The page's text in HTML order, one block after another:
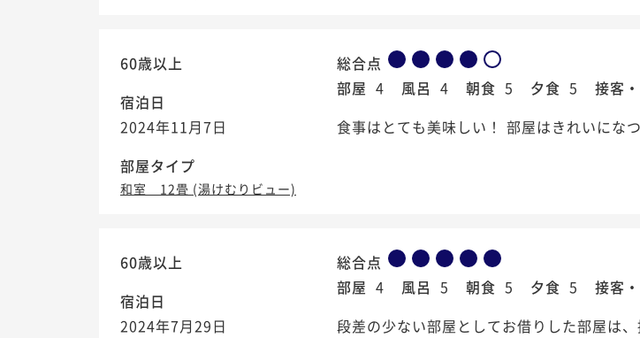
60歳以上
宿泊日
2024年11月7日
部屋タイプ
和室 12畳 (湯けむりビュー)
総合点
部屋 4 風呂 4 朝食 5 夕食 5 接客
食事はとても美味しい！ 部屋はきれいにな
60歳以上
宿泊日
2024年7月29日
総合点
部屋 4 風呂 5 朝食 5 夕食 5 接客
段差の少ない部屋としてお借りした部屋は